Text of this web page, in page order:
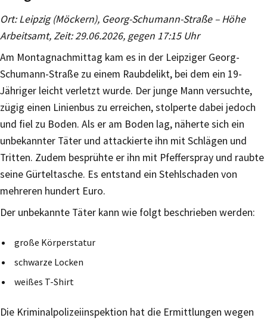
Ort: Leipzig (Möckern), Georg-Schumann-Straße – Höhe
Arbeitsamt, Zeit: 29.06.2026, gegen 17:15 Uhr
Am Montagnachmittag kam es in der Leipziger Georg-
Schumann-Straße zu einem Raubdelikt, bei dem ein 19-
Jähriger leicht verletzt wurde. Der junge Mann versuchte,
zügig einen Linienbus zu erreichen, stolperte dabei jedoch
und fiel zu Boden. Als er am Boden lag, näherte sich ein
unbekannter Täter und attackierte ihn mit Schlägen und
Tritten. Zudem besprühte er ihn mit Pfefferspray und raubte
seine Gürteltasche. Es entstand ein Stehlschaden von
mehreren hundert Euro.
Der unbekannte Täter kann wie folgt beschrieben werden:
große Körperstatur
schwarze Locken
weißes T-Shirt
Die Kriminalpolizeiinspektion hat die Ermittlungen wegen